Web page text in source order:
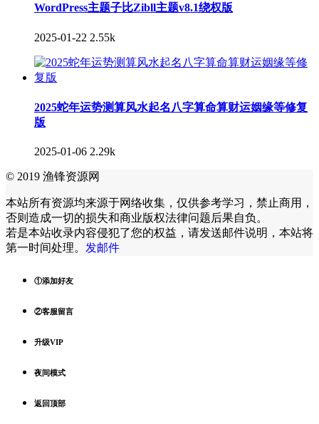
WordPress主题子比Zibll主题v8.1绕权版
2025-01-22 2.55k
2025蛇年运势测算风水起名八字算命算财运姻缘等修复
版
2025-01-06 2.29k
© 2019 渔锋资源网
本站所有资源均来源于网络收集，仅供参考学习，禁止商用，
否则造成一切的损失和商业版权法律问题后果自负。
若是本站收录内容侵犯了您的权益，请发送邮件说明，本站将
第一时间处理。 发邮件
①添加好友
②客服留言
升级VIP
夜间模式
返回顶部